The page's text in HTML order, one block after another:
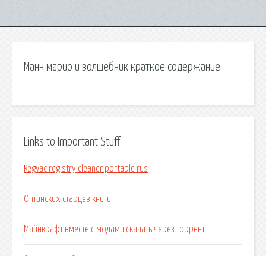
Манн марио и волшебник краткое содержание
Links to Important Stuff
Regvac registry cleaner portable rus
Оптинских старцев книги
Майнкрафт вместе с модами скачать через торрент